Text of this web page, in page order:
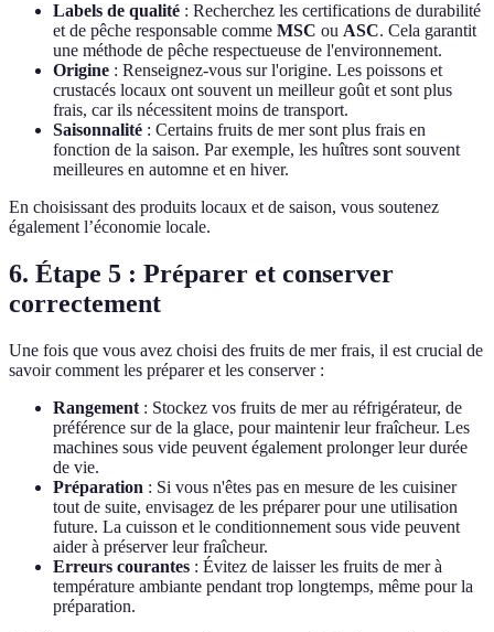
Labels de qualité : Recherchez les certifications de durabilité
et de pêche responsable comme MSC ou ASC. Cela garantit
une méthode de pêche respectueuse de l'environnement.
Origine : Renseignez-vous sur l'origine. Les poissons et
crustacés locaux ont souvent un meilleur goût et sont plus
frais, car ils nécessitent moins de transport.
Saisonnalité : Certains fruits de mer sont plus frais en
fonction de la saison. Par exemple, les huîtres sont souvent
meilleures en automne et en hiver.
En choisissant des produits locaux et de saison, vous soutenez
également l’économie locale.
6. Étape 5 : Préparer et conserver
correctement
Une fois que vous avez choisi des fruits de mer frais, il est crucial de
savoir comment les préparer et les conserver :
Rangement : Stockez vos fruits de mer au réfrigérateur, de
préférence sur de la glace, pour maintenir leur fraîcheur. Les
machines sous vide peuvent également prolonger leur durée
de vie.
Préparation : Si vous n'êtes pas en mesure de les cuisiner
tout de suite, envisagez de les préparer pour une utilisation
future. La cuisson et le conditionnement sous vide peuvent
aider à préserver leur fraîcheur.
Erreurs courantes : Évitez de laisser les fruits de mer à
température ambiante pendant trop longtemps, même pour la
préparation.